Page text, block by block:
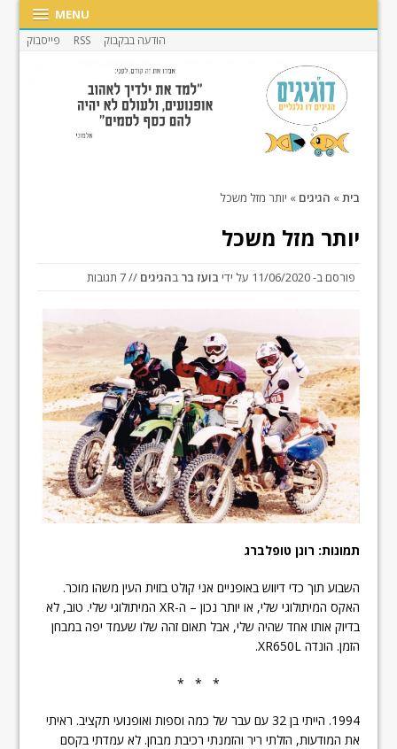
MENU
הודעה בבקבוק RSS פייסבוק
בית» הגיגים » יותר מזל משכל
יותר מזל משכל
פורסם ב-11/06/2020 על ידי בועז בר בהגיגים // 7 תגובות
תמונות: רונן טופלברג
השבוע תוך כדי דיווש באופניים אני קולט בזוית העין משהו מוכר.
האקס המיתולוגי שלי, או יותר נכון – ה-XR המיתולוגי שלי. טוב, לא
בדיוק אותו אחד שהיה שלי, אבל תאום זהה שלו שעמד יפה במבחן
הזמן. הונדה XR650L.
* * *
1994. הייתי בן 32 עם עבר של כמה וספות ואופנועי תקציב. ראיתי
את המודעות, הזלתי ריר והזמנתי רכיבת מבחן. לא עמדתי בקסם